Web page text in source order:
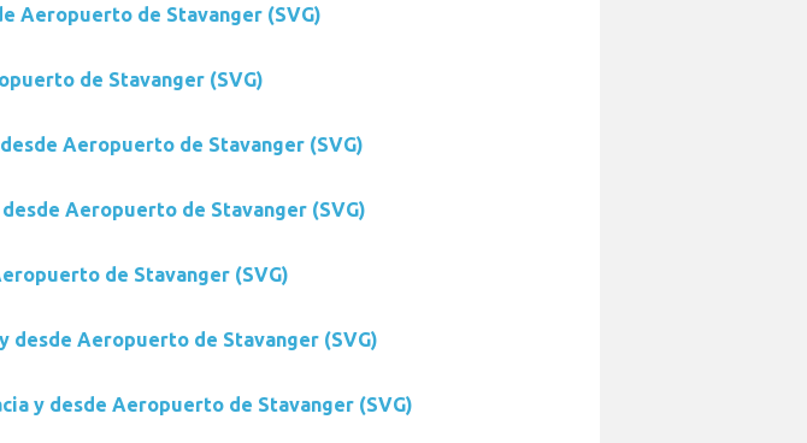
Aeropuerto de Stavanger (SVG)
de Stavanger (SVG)
Aeropuerto de Stavanger (SVG)
Aeropuerto de Stavanger (SVG)
de Stavanger (SVG)
desde Aeropuerto de Stavanger (SVG)
y desde Aeropuerto de Stavanger (SVG)